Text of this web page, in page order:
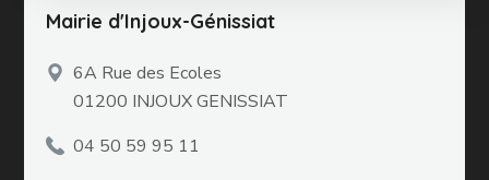
Mairie d'Injoux-Génissiat
6A Rue des Ecoles
01200 INJOUX GENISSIAT
04 50 59 95 11